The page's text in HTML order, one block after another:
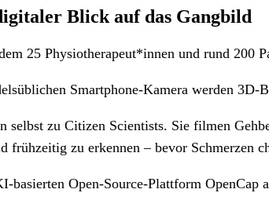
Blick auf das Gangbild
25 Physiotherapeut*innen und rund 200
Smartphone-Kamera werden 3D-
selbst zu Citizen Scientists. Sie filmen
zu erkennen – bevor Schmerzen
Open-Source-Plattform